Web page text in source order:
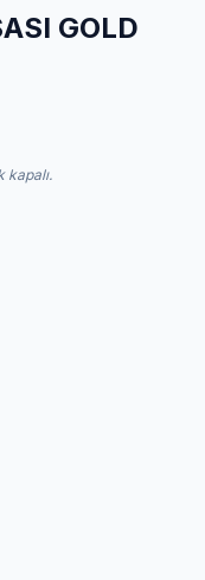
GOLD
kapalı.